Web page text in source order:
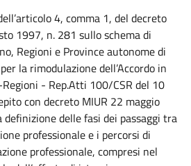
4, comma 1, del decreto
1997, n. 281 sullo schema di
Regioni e Province autonome di
la rimodulazione dell’Accordo in
- Rep.Atti 100/CSR del 10
con decreto MIUR 22 maggio
delle fasi dei passaggi tra
professionale e i percorsi di
professionale, compresi nel